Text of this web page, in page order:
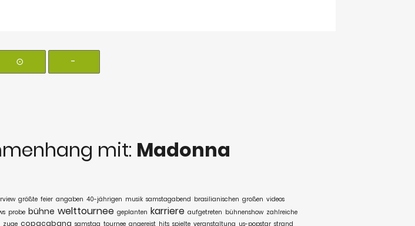
⊙ -
mit: Madonna
größte feier angaben 40-jährigen musik samstagabend brasilianischen großen videos
probe bühne welttournee geplanten karriere aufgetreten bühnenshow zahlreiche
zuge copacabana samstag tournee angereist hits spielte veranstaltung us-popstar strand